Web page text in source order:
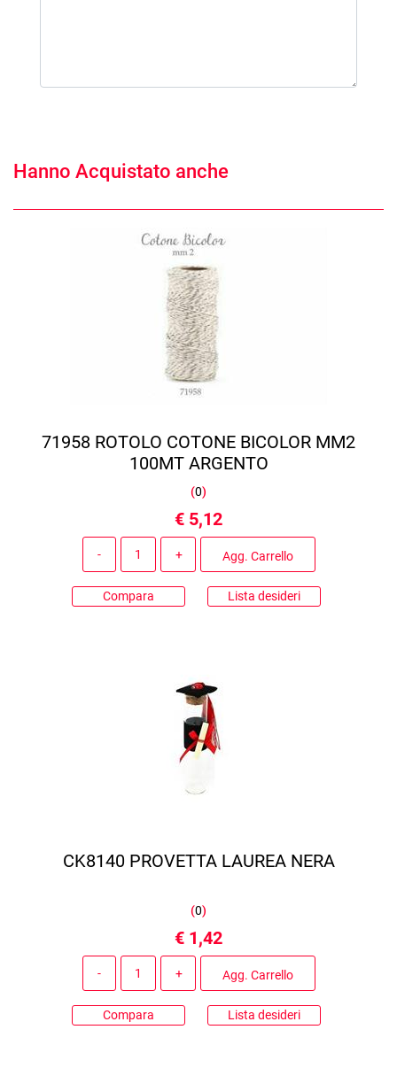
Hanno Acquistato anche
71958 ROTOLO COTONE BICOLOR MM2
100MT ARGENTO
(0)
€ 5,12
Agg. Carrello
Compara Lista desideri
CK8140 PROVETTA LAUREA NERA
(0)
€ 1,42
Agg. Carrello
Compara Lista desideri